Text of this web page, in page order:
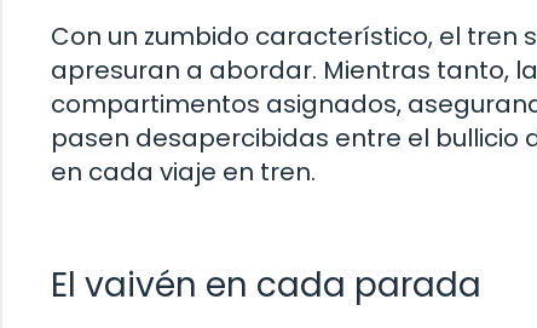
Con un zumbido característico, el
apresuran a abordar. Mientras tanto,
compartimentos asignados,
pasen desapercibidas entre el bullicio
en cada viaje en tren.
El vaivén en cada parada